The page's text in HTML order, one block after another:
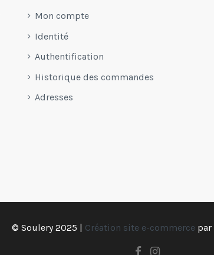
Mon compte
Identité
Authentification
Historique des commandes
Adresses
© Soulery 2025 | Création site e-commerce par